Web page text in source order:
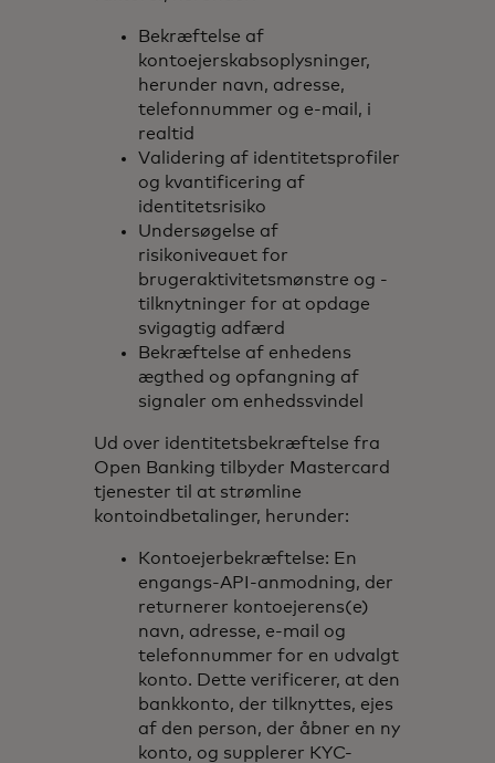
Bekræftelse af
kontoejerskabsoplysninger,
herunder navn, adresse,
telefonnummer og e-mail, i
realtid
Validering af identitetsprofiler
og kvantificering af
identitetsrisiko
Undersøgelse af
risikoniveauet for
brugeraktivitetsmønstre og -
tilknytninger for at opdage
svigagtig adfærd
Bekræftelse af enhedens
ægthed og opfangning af
signaler om enhedssvindel
Ud over identitetsbekræftelse fra
Open Banking tilbyder Mastercard
tjenester til at strømline
kontoindbetalinger, herunder:
Kontoejerbekræftelse: En
engangs-API-anmodning, der
returnerer kontoejerens(e)
navn, adresse, e-mail og
telefonnummer for en udvalgt
konto. Dette verificerer, at den
bankkonto, der tilknyttes, ejes
af den person, der åbner en ny
konto, og supplerer KYC-